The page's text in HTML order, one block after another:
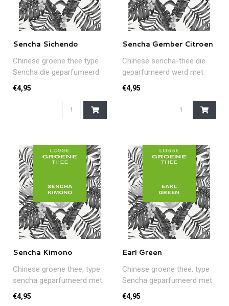
Sencha Sichendo
Chinese groene thee type
Sencha die geparfumeerd
werd met sinaasappel en
rozenb..
€4,95
Sencha Gember Citroen
Chinese sencha-thee die
geparfumeerd werd met
citroen en stukjes gember.
Een ve..
€4,95
Sencha Kimono
Chinese groene thee, type
sencha geparfumeerd met
aroma van perzik en
abrikoos, ..
€4,95
Earl Green
Chinese groene thee, type
Sencha geparfumeerd met
bergamotolie...
€4,95